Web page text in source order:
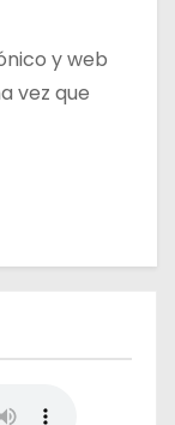
y web
vez que